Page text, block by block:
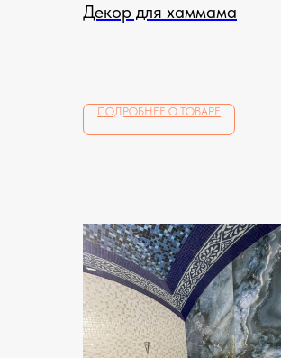
Декор для хаммама
ПОДРОБНЕЕ О ТОВАРЕ